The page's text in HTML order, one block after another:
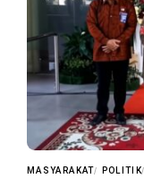
MASYARAKAT POLITIK